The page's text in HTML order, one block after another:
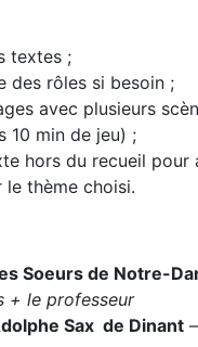
textes ;
des rôles si besoin ;
avec plusieurs
10 min de jeu) ;
hors du recueil pour
thème choisi.
Soeurs de Notre-
+ le professeur
Sax de Dinant –